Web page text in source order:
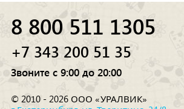
8 800 511 1305
+7 343 200 51 35
Звоните с 9:00 до 20:00
© 2010 - 2026 ООО «УРАЛВИК»